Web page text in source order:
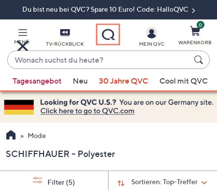
Du bist neu bei QVC? Spare 10 Euro! Code: HalloQVC
MENÜ TV-RÜCKBLICK
Wonach
suchst
du
heute?
Vorschläge
verfügbar
sind,
verwenden
Sie
Pfeiltasten
nach
MEIN QVC
0
WARENKORB
Tagesangebot Neu 30 Jahre QVC Cool mit QVC
Mode
SCHIFFHAUER - Polyester
Sortieren:Top-Treffer
Filter (5)